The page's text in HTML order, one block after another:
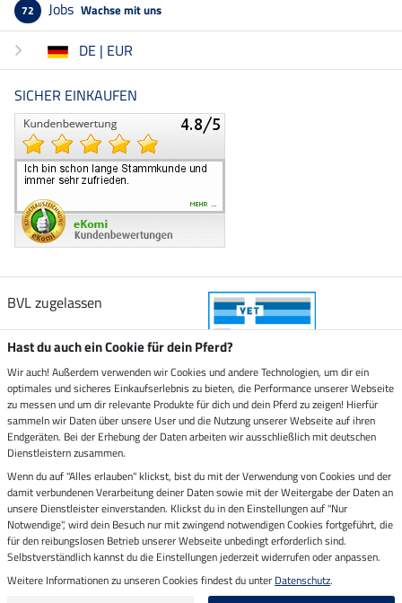
72 Jobs Wachse mit uns
DE | EUR
SICHER EINKAUFEN
BVL zugelassen
Zustellung durch
Sicher bezahlen mit
Rechnung Vorkasse
Impressum
Letzte Aktualisierung am 06.08.2026 um 14:39
Hast du auch ein Cookie für dein Pferd?
Wir auch! Außerdem verwenden wir Cookies und andere Technologien, um dir ein
optimales und sicheres Einkaufserlebnis zu bieten, die Performance unserer Webseite
zu messen und um dir relevante Produkte für dich und dein Pferd zu zeigen! Hierfür
sammeln wir Daten über unsere User und die Nutzung unserer Webseite auf ihren
Endgeräten. Bei der Erhebung der Daten arbeiten wir ausschließlich mit deutschen
Dienstleistern zusammen.
Wenn du auf "Alles erlauben" klickst, bist du mit der Verwendung von Cookies und der
damit verbundenen Verarbeitung deiner Daten sowie mit der Weitergabe der Daten an
unsere Dienstleister einverstanden. Klickst du in den Einstellungen auf "Nur
Notwendige", wird dein Besuch nur mit zwingend notwendigen Cookies fortgeführt, die
für den reibungslosen Betrieb unserer Webseite unbedingt erforderlich sind.
Selbstverständlich kannst du die Einstellungen jederzeit widerrufen oder anpassen.
Weitere Informationen zu unseren Cookies findest du unter Datenschutz.